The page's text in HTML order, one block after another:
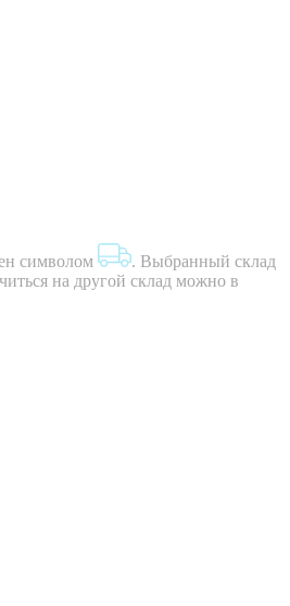
символом . Выбранный склад
на другой склад можно в